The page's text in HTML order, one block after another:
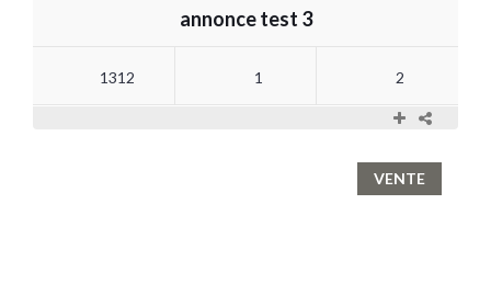
annonce test 3
1312 1 2
VENTE